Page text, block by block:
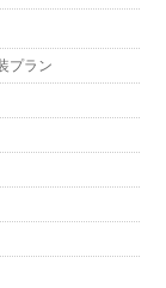
プラン